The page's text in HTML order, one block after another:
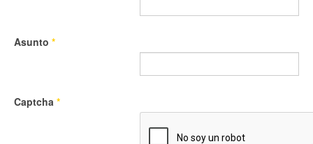
Asunto *
Captcha *